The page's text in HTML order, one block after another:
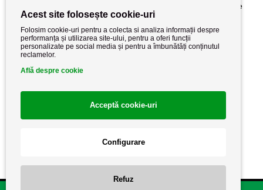
Politica de cookie
Politica de confidențialitate
Termeni si conditii
Acest site folosește cookie-uri
Folosim cookie-uri pentru a colecta si analiza informații despre
performanța și utilizarea site-ului, pentru a oferi funcții
personalizate pe social media și pentru a îmbunătăți conținutul
reclamelor.
Află despre cookie
Acceptă cookie-uri
Configurare
Refuz